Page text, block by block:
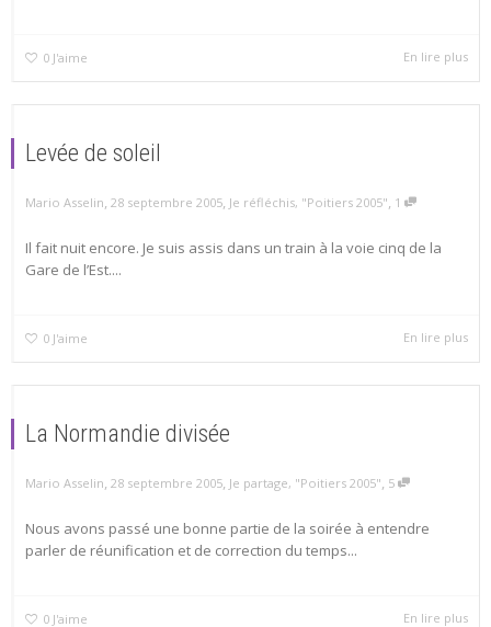
0 J'aime En lire plus
Levée de soleil
Mario Asselin, 28 septembre 2005, Je réfléchis, "Poitiers 2005", 1
Il fait nuit encore. Je suis assis dans un train à la voie cinq de la
Gare de l’Est....
0 J'aime En lire plus
La Normandie divisée
Mario Asselin, 28 septembre 2005, Je partage, "Poitiers 2005", 5
Nous avons passé une bonne partie de la soirée à entendre
parler de réunification et de correction du temps...
0 J'aime En lire plus